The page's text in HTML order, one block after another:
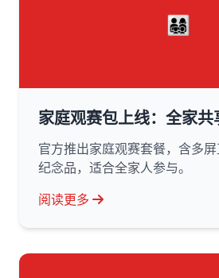
👨‍👩‍👧‍👦
家庭观赛包上线：全家
官方推出家庭观赛套餐，含多
纪念品，适合全家人参与。
阅读更多